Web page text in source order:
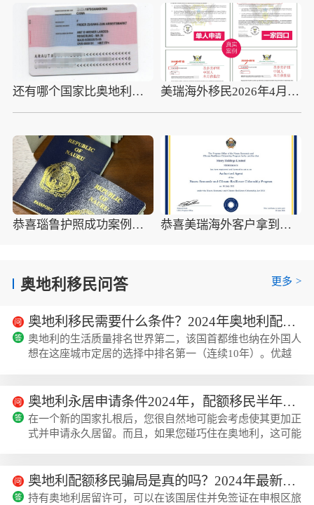
还有哪个国家比奥地利的音乐和艺术更纯粹 美瑞海外移民2026年4月10组圣多美护照成功案例分享
恭喜瑙鲁护照成功案例，最新瑙鲁护照批准获批信 恭喜美瑞海外客户拿到瑙鲁护照最新获批信(2026年4月16日)
奥地利移民问答 更多 >
奥地利移民需要什么条件？2024年奥地利配额移民条件！
奥地利的生活质量排名世界第二，该国首都维也纳在外国人
想在这座城市定居的选择中排名第一（连续10年）。优越
奥地利永居申请条件2024年，配额移民半年拿永居
在一个新的国家扎根后，您很自然地可能会考虑使其更加正
式并申请永久居留。而且，如果您碰巧住在奥地利，这可能
奥地利配额移民骗局是真的吗？2024年最新讲解
持有奥地利居留许可，可以在该国居住并免签证在申根区旅